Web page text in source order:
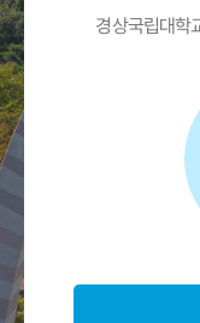
경상국립대학